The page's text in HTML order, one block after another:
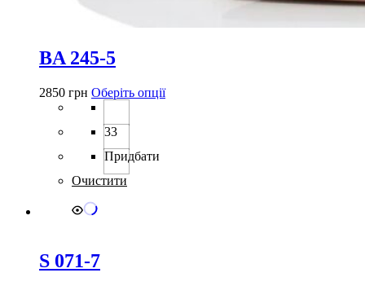
BA 245-5
2850 грн Оберіть опціїЦей
33
Придбати
Очистити
S 071-7